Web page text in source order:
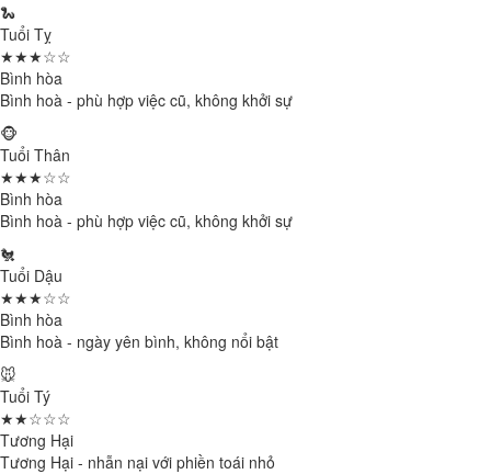
🐍
Tuổi Tỵ
★★★☆☆
Bình hòa
Bình hoà - phù hợp việc cũ, không khởi sự
🐵
Tuổi Thân
★★★☆☆
Bình hòa
Bình hoà - phù hợp việc cũ, không khởi sự
🐔
Tuổi Dậu
★★★☆☆
Bình hòa
Bình hoà - ngày yên bình, không nổi bật
🐭
Tuổi Tý
★★☆☆☆
Tương Hại
Tương Hại - nhẫn nại với phiền toái nhỏ